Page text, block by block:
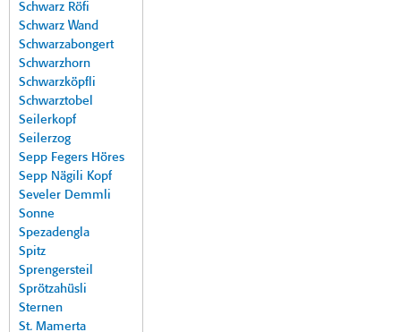
Schwarz Röfi
Schwarz Wand
Schwarzabongert
Schwarzhorn
Schwarzköpfli
Schwarztobel
Seilerkopf
Seilerzog
Sepp Fegers Höres
Sepp Nägili Kopf
Seveler Demmli
Sonne
Spezadengla
Spitz
Sprengersteil
Sprötzahüsli
Sternen
St. Mamerta